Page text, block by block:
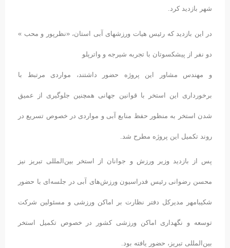
شهر بازدید کرد.
در این بازدید که رئیس هیات ورزشهای آبی استان، «نظرپور و محب »
دو نفر از پیشکسوتان با تجربه شیرجه و واترپلو
و مهندس مشاور این پروژه حضور داشتند، مواردی مرتبط با
برخورداری این استخر با قوانین جهانی همچنین جلوگیری از عمیق
شدن استخر به منظور حفظ منابع آبی و مواردی در خصوص تسریع در
روند تکمیل این پروژه مطرح شد.
پس از بازدید وزیر ورزش و جوانان از استخر بین‌المللی تبریز نیز
محسن رضوانی رئیس فدراسیون ورزش‌های آبی در جلسه‌ای با حضور
شکیبامهر مدیرکل دفتر نظارت بر اماکن ورزشی و مسئولین شرکت
توسعه و نگهداری اماکن ورزشی کشور در خصوص تکمیل استخر
بین‌المللی تبریز، حضور یافته بود.